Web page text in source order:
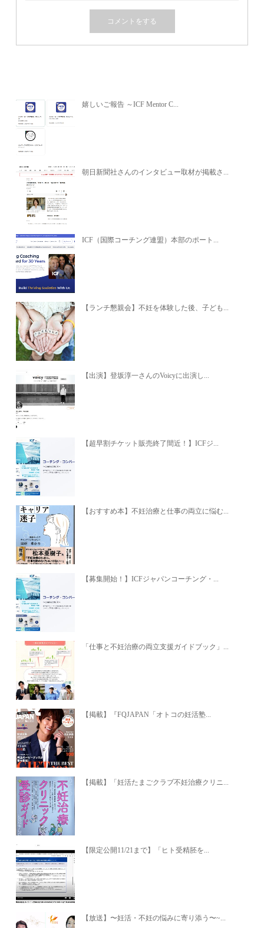
嬉しいご報告 ～ICF Mentor C...
朝日新聞社さんのインタビュー取材が掲載さ...
ICF（国際コーチング連盟）本部のポート...
【ランチ懇親会】不妊を体験した後、子ども...
【出演】登坂淳一さんのVoicyに出演し...
【超早割チケット販売終了間近！】ICFジ...
【おすすめ本】不妊治療と仕事の両立に悩む...
【募集開始！】ICFジャパンコーチング・...
「仕事と不妊治療の両立支援ガイドブック」...
【掲載】『FQJAPAN「オトコの妊活塾...
【掲載】「妊活たまごクラブ不妊治療クリニ...
【限定公開11/21まで】「ヒト受精胚を...
【放送】〜妊活・不妊の悩みに寄り添う〜~...